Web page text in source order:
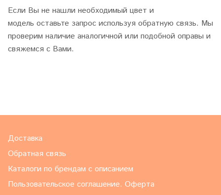
Если Вы не нашли необходимый цвет и
модель оставьте запрос используя обратную связь. Мы
проверим наличие аналогичной или подобной оправы и
свяжемся с Вами.
Доставка
Обратная связь
Каталоги по брендам с описанием
Пользовательское соглашение. Оферта